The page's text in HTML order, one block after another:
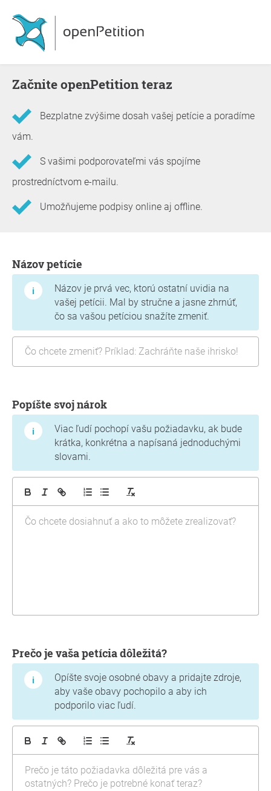
Začnite openPetition teraz
Bezplatne zvýšime dosah vašej petície a poradíme
vám.
S vašimi podporovateľmi vás spojíme
prostredníctvom e-mailu.
Umožňujeme podpisy online aj offline.
Názov petície
Názov je prvá vec, ktorú ostatní uvidia na
vašej petícii. Mal by stručne a jasne zhrnúť,
čo sa vašou petíciou snažíte zmeniť.
Popíšte svoj nárok
Viac ľudí pochopí vašu požiadavku, ak bude
krátka, konkrétna a napísaná jednoduchými
slovami.
Prečo je vaša petícia dôležitá?
Opíšte svoje osobné obavy a pridajte zdroje,
aby vaše obavy pochopilo a aby ich
podporilo viac ľudí.